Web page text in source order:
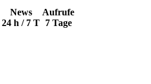
News
24 h / 7 T
Aufrufe
7 Tage